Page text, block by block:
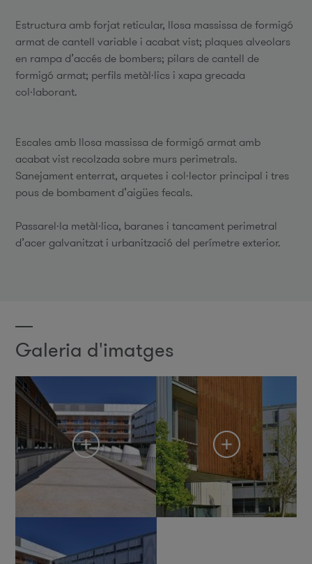
Estructura amb forjat reticular, llosa massissa de formigó
armat de cantell variable i acabat vist; plaques alveolars
en rampa d’accés de bombers; pilars de cantell de
formigó armat; perfils metàl·lics i xapa grecada
col·laborant.
Escales amb llosa massissa de formigó armat amb
acabat vist recolzada sobre murs perimetrals.
Sanejament enterrat, arquetes i col·lector principal i tres
pous de bombament d’aigües fecals.
Passarel·la metàl·lica, baranes i tancament perimetral
d’acer galvanitzat i urbanització del perímetre exterior.
Galeria d'imatges